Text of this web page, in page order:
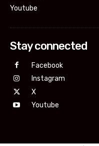
Youtube
Stay connected
Facebook
Instagram
X
Youtube